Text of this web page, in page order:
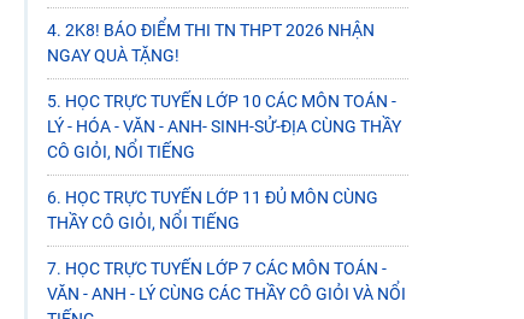
4. 2K8! BÁO ĐIỂM THI TN THPT 2026 NHẬN
NGAY QUÀ TẶNG!
5. HỌC TRỰC TUYẾN LỚP 10 CÁC MÔN TOÁN -
LÝ - HÓA - VĂN - ANH- SINH-SỬ-ĐỊA CÙNG THẦY
CÔ GIỎI, NỔI TIẾNG
6. HỌC TRỰC TUYẾN LỚP 11 ĐỦ MÔN CÙNG
THẦY CÔ GIỎI, NỔI TIẾNG
7. HỌC TRỰC TUYẾN LỚP 7 CÁC MÔN TOÁN -
VĂN - ANH - LÝ CÙNG CÁC THẦY CÔ GIỎI VÀ NỔI